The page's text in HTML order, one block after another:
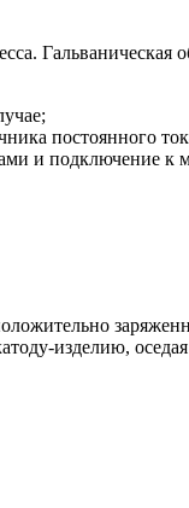
Гальваническая
постоянного
и подключение к
изделию,